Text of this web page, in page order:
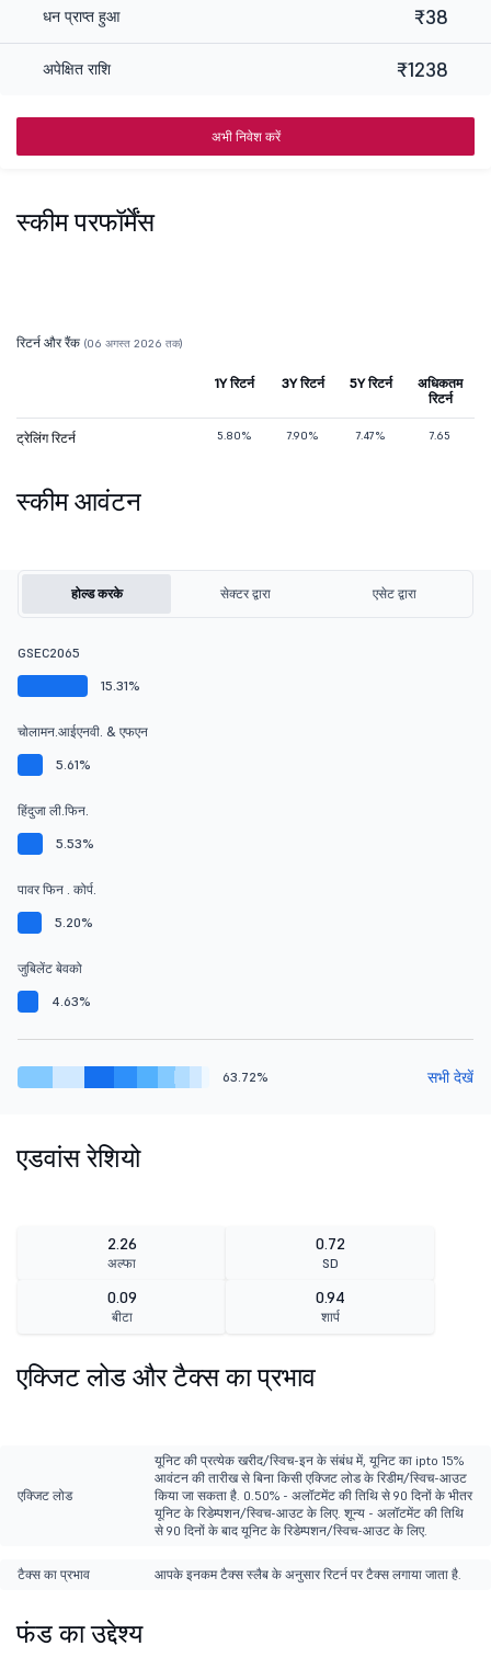
धन प्राप्त हुआ ₹38
अपेक्षित राशि ₹1238
अभी निवेश करें
स्कीम परफॉर्मेंस
रिटर्न और रैंक (06 अगस्त 2026 तक)
1Y रिटर्न 3Y रिटर्न 5Y रिटर्न
अधिकतम
रिटर्न
ट्रेलिंग रिटर्न 5.80% 7.90% 7.47% 7.65
स्कीम आवंटन
होल्ड करके सेक्टर द्वारा एसेट द्वारा
GSEC2065
15.31%
चोलामन.आईएनवी. & एफएन
5.61%
हिंदुजा ली.फिन.
5.53%
पावर फिन . कोर्प.
5.20%
जुबिलेंट बेवको
4.63%
63.72% सभी देखें
एडवांस रेशियो
2.26
अल्फा
0.72
SD
0.09
बीटा
0.94
शार्प
एक्जिट लोड और टैक्स का प्रभाव
एक्जिट लोड
यूनिट की प्रत्येक खरीद/स्विच-इन के संबंध में, यूनिट का ipto 15%
आवंटन की तारीख से बिना किसी एक्जिट लोड के रिडीम/स्विच-आउट
किया जा सकता है. 0.50% - अलॉटमेंट की तिथि से 90 दिनों के भीतर
यूनिट के रिडेम्पशन/स्विच-आउट के लिए. शून्य - अलॉटमेंट की तिथि
से 90 दिनों के बाद यूनिट के रिडेम्पशन/स्विच-आउट के लिए.
टैक्स का प्रभाव आपके इनकम टैक्स स्लैब के अनुसार रिटर्न पर टैक्स लगाया जाता है.
फंड का उद्देश्य